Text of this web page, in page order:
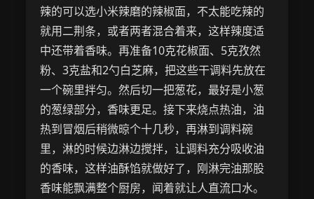
辣的可以选小米辣磨的辣椒面，不太能吃辣的
就用二荆条，或者两者混合着来，这样辣度适
中还带着香味。再准备10克花椒面、5克孜然
粉、3克盐和2勺白芝麻，把这些干调料先放在
一个碗里拌匀。然后切一把葱花，最好是小葱
的葱绿部分，香味更足。接下来烧点热油，油
热到冒烟后稍微晾个十几秒，再淋到调料碗
里，淋的时候边淋边搅拌，让调料充分吸收油
的香味，这样油酥馅就做好了，刚淋完油那股
香味能飘满整个厨房，闻着就让人直流口水。